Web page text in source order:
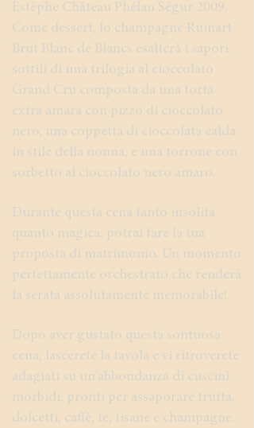
Estèphe Château Phélan Ségur 2009.
Come dessert, lo champagne Ruinart
Brut Blanc de Blancs esalterà i sapori
sottili di una trilogia al cioccolato
Grand Cru composta da una torta
extra amara con pizzo di cioccolato
nero, una coppetta di cioccolata calda
in stile della nonna, e una torrone con
sorbetto al cioccolato nero amaro.
Durante questa cena tanto insolita
quanto magica, potrai fare la tua
proposta di matrimonio. Un momento
perfettamente orchestrato che renderà
la serata assolutamente memorabile!
Dopo aver gustato questa sontuosa
cena, lascerete la tavola e vi ritroverete
adagiati su un'abbondanza di cuscini
morbidi, pronti per assaporare frutta,
dolcetti, caffè, tè, tisane e champagne.